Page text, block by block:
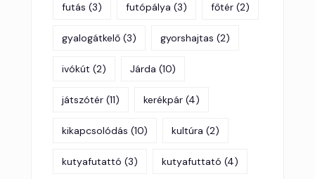
futás (3) futópálya (3) főtér (2)
gyalogátkelő (3) gyorshajtas (2)
ivókút (2) Járda (10)
játszótér (11) kerékpár (4)
kikapcsolódás (10) kultúra (2)
kutyafutattó (3) kutyafuttató (4)